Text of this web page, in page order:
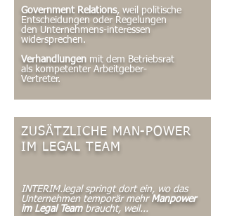
Government Relations, weil politische
Entscheidungen oder Regelungen
den Unternehmens-interessen
widersprechen.
Verhandlungen mit dem Betriebsrat
als kompetenter Arbeitgeber-
Vertreter.
INTERIM.legal springt dort ein, wo das
Unternehmen temporär mehr Manpower
im Legal Teambraucht, weil...
ZUSÄTZLICHE MAN-POWER
IM LEGAL TEAM